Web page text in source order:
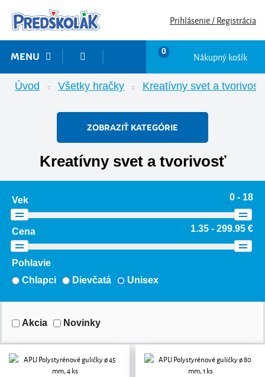
Prihlásenie / Registrácia
MENU 0 Nákupný košík
Úvod Všetky hračky Kreatívny svet a tvorivosť
ZOBRAZIŤ KATEGÓRIE
Kreatívny svet a tvorivosť
Vek 0 - 18
Cena 1.35 - 299.95 €
Pohlavie
Chlapci
Dievčatá Unisex
Akcia Novinky